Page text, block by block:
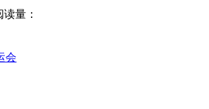
读量：
会